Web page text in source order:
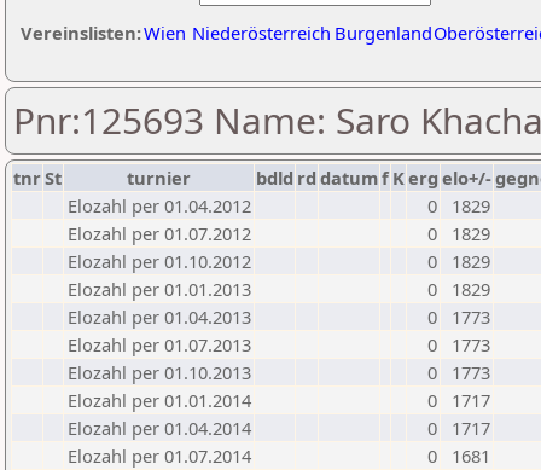
Vereinslisten:Wien Niederösterreich Burgenland
Pnr:125693 Name: Saro
tnrSt turnier bdld rd datumf Kerg elo+/-
Elozahl per 01.04.2012
0
1829
Elozahl per 01.07.2012
0
1829
Elozahl per 01.10.2012
0
1829
Elozahl per 01.01.2013
0
1829
Elozahl per 01.04.2013
0
1773
Elozahl per 01.07.2013
0
1773
Elozahl per 01.10.2013
0
1773
Elozahl per 01.01.2014
0
1717
Elozahl per 01.04.2014
0
1717
Elozahl per 01.07.2014
0
1681